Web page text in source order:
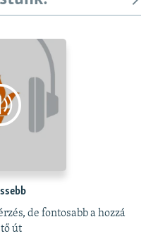
de fontosabb a hozzá
út